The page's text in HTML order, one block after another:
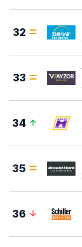
32
33
34
35
36